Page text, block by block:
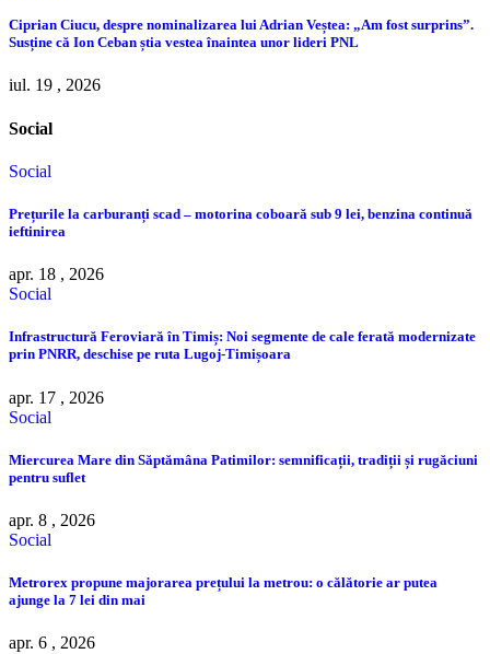
Ciprian Ciucu, despre nominalizarea lui Adrian Veștea: „Am fost surprins”.
Susține că Ion Ceban știa vestea înaintea unor lideri PNL
iul. 19 , 2026
Social
Social
Prețurile la carburanți scad – motorina coboară sub 9 lei, benzina continuă
ieftinirea
apr. 18 , 2026
Social
Infrastructură Feroviară în Timiș: Noi segmente de cale ferată modernizate
prin PNRR, deschise pe ruta Lugoj-Timișoara
apr. 17 , 2026
Social
Miercurea Mare din Săptămâna Patimilor: semnificații, tradiții și rugăciuni
pentru suflet
apr. 8 , 2026
Social
Metrorex propune majorarea prețului la metrou: o călătorie ar putea
ajunge la 7 lei din mai
apr. 6 , 2026